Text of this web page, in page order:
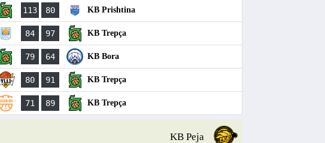
113 80 KB Prishtina
84 97 KB Trepça
79 64 KB Bora
80 91 KB Trepça
71 89 KB Trepça
KB Peja